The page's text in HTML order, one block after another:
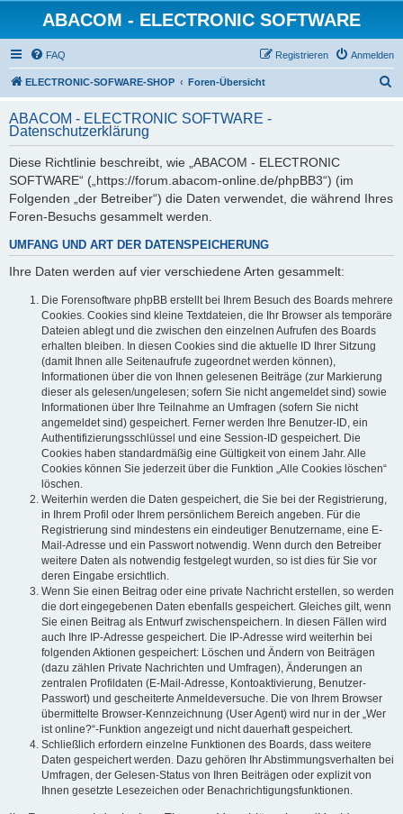
ABACOM - ELECTRONIC SOFTWARE
FAQ Anmelden
Registrieren
ELECTRONIC-SOFWARE-SHOP Foren-Übersicht
h
ABACOM - ELECTRONIC SOFTWARE -
Datenschutzerklärung
Diese Richtlinie beschreibt, wie „ABACOM - ELECTRONIC
SOFTWARE“ („https://forum.abacom-online.de/phpBB3“) (im
Folgenden „der Betreiber“) die Daten verwendet, die während Ihres
Foren-Besuchs gesammelt werden.
UMFANG UND ART DER DATENSPEICHERUNG
Ihre Daten werden auf vier verschiedene Arten gesammelt:
Die Forensoftware phpBB erstellt bei Ihrem Besuch des Boards mehrere
Cookies. Cookies sind kleine Textdateien, die Ihr Browser als temporäre
Dateien ablegt und die zwischen den einzelnen Aufrufen des Boards
erhalten bleiben. In diesen Cookies sind die aktuelle ID Ihrer Sitzung
(damit Ihnen alle Seitenaufrufe zugeordnet werden können),
Informationen über die von Ihnen gelesenen Beiträge (zur Markierung
dieser als gelesen/ungelesen; sofern Sie nicht angemeldet sind) sowie
Informationen über Ihre Teilnahme an Umfragen (sofern Sie nicht
angemeldet sind) gespeichert. Ferner werden Ihre Benutzer-ID, ein
Authentifizierungsschlüssel und eine Session-ID gespeichert. Die
Cookies haben standardmäßig eine Gültigkeit von einem Jahr. Alle
Cookies können Sie jederzeit über die Funktion „Alle Cookies löschen“
löschen.
Weiterhin werden die Daten gespeichert, die Sie bei der Registrierung,
in Ihrem Profil oder Ihrem persönlichem Bereich angeben. Für die
Registrierung sind mindestens ein eindeutiger Benutzername, eine E-
Mail-Adresse und ein Passwort notwendig. Wenn durch den Betreiber
weitere Daten als notwendig festgelegt wurden, so ist dies für Sie vor
deren Eingabe ersichtlich.
Wenn Sie einen Beitrag oder eine private Nachricht erstellen, so werden
die dort eingegebenen Daten ebenfalls gespeichert. Gleiches gilt, wenn
Sie einen Beitrag als Entwurf zwischenspeichern. In diesen Fällen wird
auch Ihre IP-Adresse gespeichert. Die IP-Adresse wird weiterhin bei
folgenden Aktionen gespeichert: Löschen und Ändern von Beiträgen
(dazu zählen Private Nachrichten und Umfragen), Änderungen an
zentralen Profildaten (E-Mail-Adresse, Kontoaktivierung, Benutzer-
Passwort) und gescheiterte Anmeldeversuche. Die von Ihrem Browser
übermittelte Browser-Kennzeichnung (User Agent) wird nur in der „Wer
ist online?“-Funktion angezeigt und nicht dauerhaft gespeichert.
Schließlich erfordern einzelne Funktionen des Boards, dass weitere
Daten gespeichert werden. Dazu gehören Ihr Abstimmungsverhalten bei
Umfragen, der Gelesen-Status von Ihren Beiträgen oder explizit von
Ihnen gesetzte Lesezeichen oder Benachrichtigungsfunktionen.